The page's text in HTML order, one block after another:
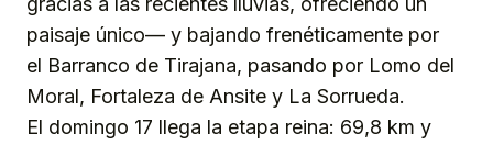
paisaje único— y bajando frenéticamente por
el Barranco de Tirajana, pasando por Lomo del
Moral, Fortaleza de Ansite y La Sorrueda.
El domingo 17 llega la etapa reina: 69,8 km y